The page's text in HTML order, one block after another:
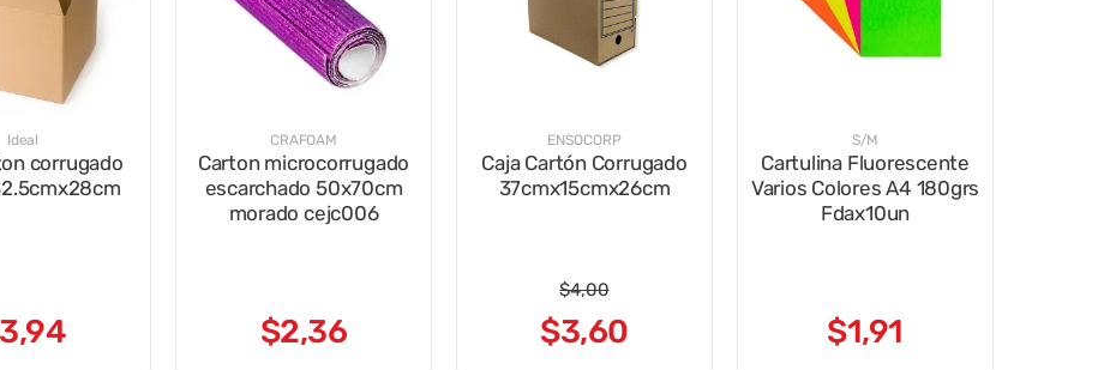
Ideal
corrugado
3,94
CRAFOAM
Carton microcorrugado
escarchado 50x70cm
morado cejc006
$2,36
ENSOCORP
Caja Cartón Corrugado
37cmx15cmx26cm
$4,00
$3,60
S/M
Cartulina Fluorescente
Varios Colores A4 180grs
Fdax10un
$1,91